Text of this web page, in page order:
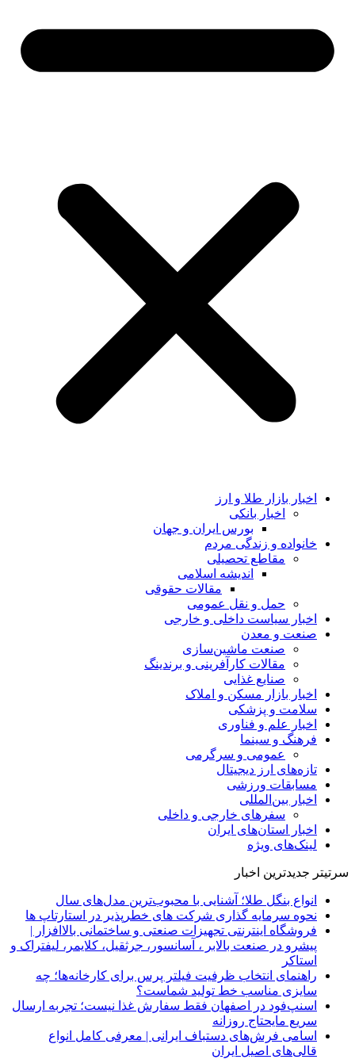
اخبار بازار طلا و ارز
اخبار بانکی
بورس ایران و جهان
خانواده و زندگی مردم
مقاطع تحصیلی
اندیشه اسلامی
مقالات حقوقی
حمل و نقل عمومی
اخبار سیاست داخلی و خارجی
صنعت و معدن
صنعت ماشین‌سازی
مقالات کارآفرینی و برندینگ
صنایع غذایی
اخبار بازار مسکن و املاک
سلامت و پزشکی
اخبار علم و فناوری
فرهنگ و سینما
عمومی و سرگرمی
تازه‌های ارز دیجیتال
مسابقات ورزشی
اخبار بین‌المللی
سفرهای خارجی و داخلی
اخبار استان‌های ایران
لینک‌های ویژه
سرتیتر جدیدترین اخبار
انواع بنگل طلا؛ آشنایی با محبوب‌ترین مدل‌های سال
نحوه سرمایه‌ گذاری شرکت‌ های خطرپذیر در استارتاپ ها
فروشگاه اینترنتی تجهیزات صنعتی و ساختمانی بالاافزار |
پیشرو در صنعت بالابر ، آسانسور، جرثقیل، کلایمر، لیفتراک و
استاکر
راهنمای انتخاب ظرفیت فیلتر پرس برای کارخانه‌ها؛ چه
سایزی مناسب خط تولید شماست؟
اسنپ‌فود در اصفهان فقط سفارش غذا نیست؛ تجربه ارسال
سریع مایحتاج روزانه
اسامی فرش‌های دستباف ایرانی | معرفی کامل انواع
قالی‌های اصیل ایران